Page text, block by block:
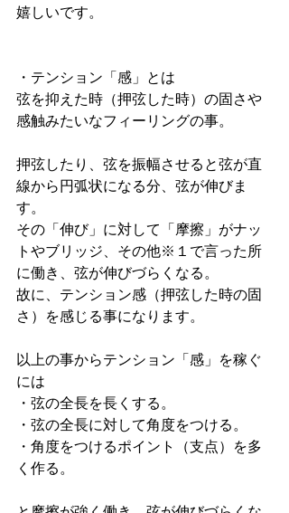
嬉しいです。
・テンション「感」とは
弦を抑えた時（押弦した時）の固さや
感触みたいなフィーリングの事。
押弦したり、弦を振幅させると弦が直
線から円弧状になる分、弦が伸びま
す。
その「伸び」に対して「摩擦」がナッ
トやブリッジ、その他※１で言った所
に働き、弦が伸びづらくなる。
故に、テンション感（押弦した時の固
さ）を感じる事になります。
以上の事からテンション「感」を稼ぐ
には
・弦の全長を長くする。
・弦の全長に対して角度をつける。
・角度をつけるポイント（支点）を多
く作る。